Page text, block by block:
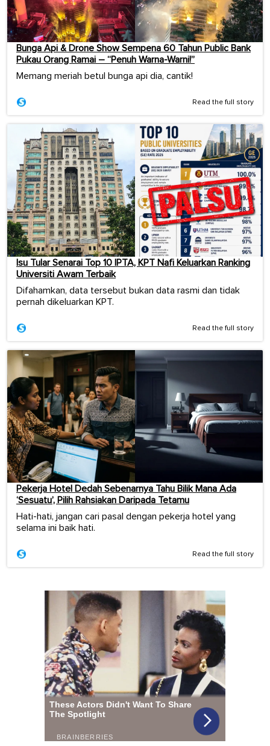
Bunga Api & Drone Show Sempena 60 Tahun Public Bank
Pukau Orang Ramai – “Penuh Warna-Warni!”
Memang meriah betul bunga api dia, cantik!
Read the full story
Isu Tular Senarai Top 10 IPTA, KPT Nafi Keluarkan Ranking
Universiti Awam Terbaik
Difahamkan, data tersebut bukan data rasmi dan tidak
pernah dikeluarkan KPT.
Read the full story
Pekerja Hotel Dedah Sebenarnya Tahu Bilik Mana Ada
‘Sesuatu’, Pilih Rahsiakan Daripada Tetamu
Hati-hati, jangan cari pasal dengan pekerja hotel yang
selama ini baik hati.
Read the full story